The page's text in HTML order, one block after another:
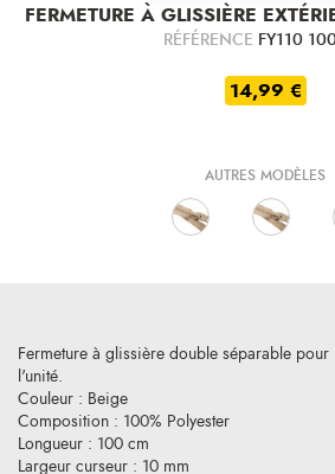
FERMETURE À GLISSIÈRE
RÉFÉRENCE FY110
14,99 €
AUTRES MODÈLES
Fermeture à glissière double séparable pour
l'unité.
Couleur : Beige
Composition : 100% Polyester
Longueur : 100 cm
Largeur curseur : 10 mm